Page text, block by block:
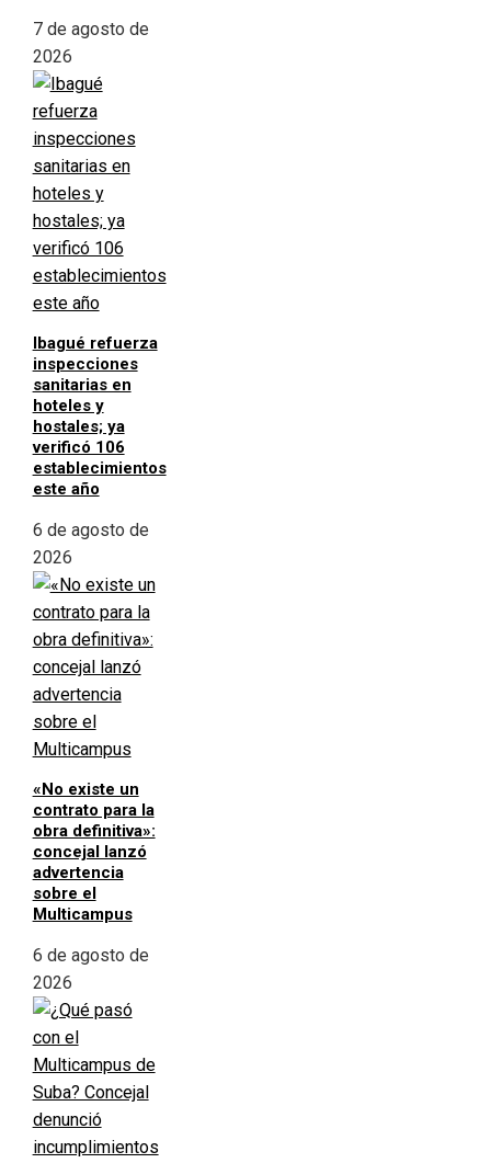
7 de agosto de
2026
Ibagué refuerza
inspecciones
sanitarias en
hoteles y
hostales; ya
verificó 106
establecimientos
este año
6 de agosto de
2026
«No existe un
contrato para la
obra definitiva»:
concejal lanzó
advertencia
sobre el
Multicampus
6 de agosto de
2026